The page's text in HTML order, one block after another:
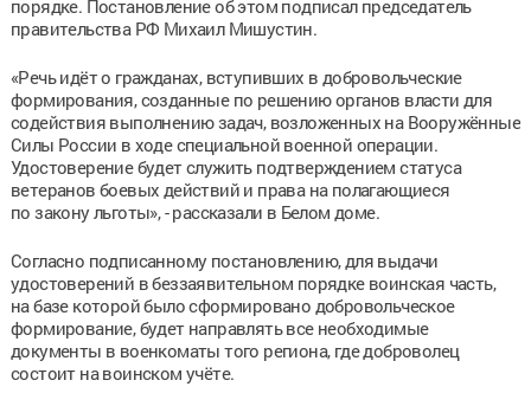
порядке. Постановление об этом подписал председатель
правительства РФ Михаил Мишустин.
«Речь идёт о гражданах, вступивших в добровольческие
формирования, созданные по решению органов власти для
содействия выполнению задач, возложенных на Вооружённые
Силы России в ходе специальной военной операции.
Удостоверение будет служить подтверждением статуса
ветеранов боевых действий и права на полагающиеся
по закону льготы», - рассказали в Белом доме.
Согласно подписанному постановлению, для выдачи
удостоверений в беззаявительном порядке воинская часть,
на базе которой было сформировано добровольческое
формирование, будет направлять все необходимые
документы в военкоматы того региона, где доброволец
состоит на воинском учёте.